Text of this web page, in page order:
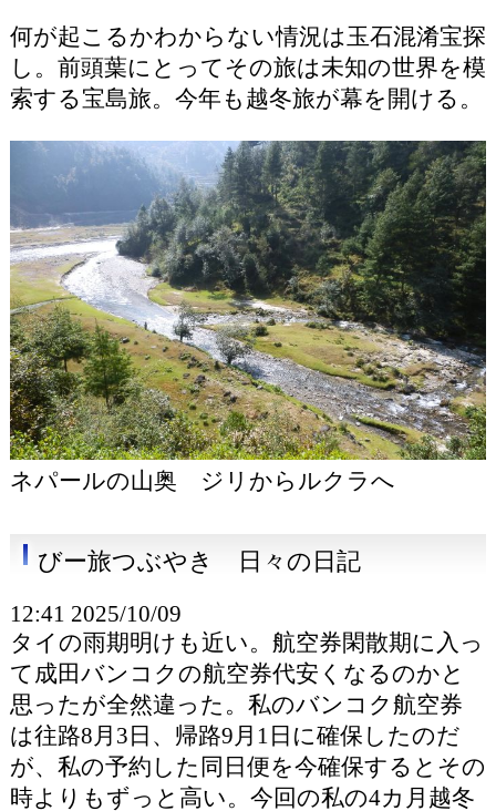
何が起こるかわからない情況は玉石混淆宝探
し。前頭葉にとってその旅は未知の世界を模
索する宝島旅。今年も越冬旅が幕を開ける。
ネパールの山奥 ジリからルクラへ
びー旅つぶやき 日々の日記
12:41 2025/10/09
タイの雨期明けも近い。航空券閑散期に入っ
て成田バンコクの航空券代安くなるのかと
思ったが全然違った。私のバンコク航空券
は往路8月3日、帰路9月1日に確保したのだ
が、私の予約した同日便を今確保するとその
時よりもずっと高い。今回の私の4カ月越冬